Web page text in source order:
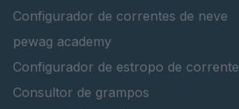
Configurador de correntes de neve
pewag academy
Configurador de estropo de corrente
Consultor de grampos